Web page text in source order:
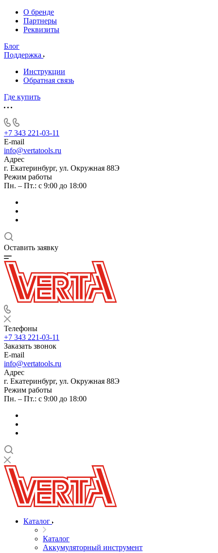
О бренде
Партнеры
Реквизиты
Блог
Поддержка
Инструкции
Обратная связь
Где купить
+7 343 221-03-11
E-mail
info@vertatools.ru
Адрес
г. Екатеринбург, ул. Окружная 88Э
Режим работы
Пн. – Пт.: с 9:00 до 18:00
Оставить заявку
Телефоны
+7 343 221-03-11
Заказать звонок
E-mail
info@vertatools.ru
Адрес
г. Екатеринбург, ул. Окружная 88Э
Режим работы
Пн. – Пт.: с 9:00 до 18:00
Каталог
Каталог
Аккумуляторный инструмент